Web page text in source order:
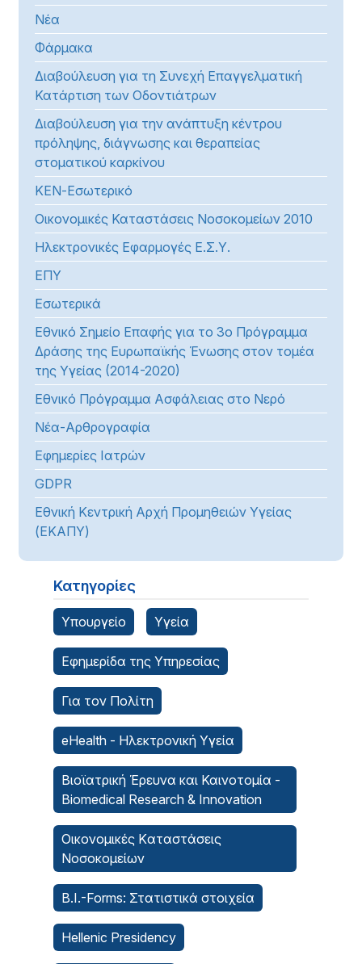
Νέα
Φάρμακα
Διαβούλευση για τη Συνεχή Επαγγελματική
Κατάρτιση των Οδοντιάτρων
Διαβούλευση για την ανάπτυξη κέντρου
πρόληψης, διάγνωσης και θεραπείας
στοματικού καρκίνου
ΚΕΝ-Εσωτερικό
Οικονομικές Καταστάσεις Νοσοκομείων 2010
Ηλεκτρονικές Εφαρμογές Ε.Σ.Υ.
ΕΠΥ
Εσωτερικά
Εθνικό Σημείο Επαφής για το 3ο Πρόγραμμα
Δράσης της Ευρωπαϊκής Ένωσης στον τομέα
της Υγείας (2014-2020)
Εθνικό Πρόγραμμα Ασφάλειας στο Νερό
Νέα-Αρθρογραφία
Εφημερίες Ιατρών
GDPR
Εθνική Κεντρική Αρχή Προμηθειών Υγείας
(ΕΚΑΠΥ)
Κατηγορίες
Υπουργείο Υγεία
Εφημερίδα της Υπηρεσίας
Για τον Πολίτη
eHealth - Ηλεκτρονική Υγεία
Βιοϊατρική Έρευνα και Καινοτομία -
Biomedical Research & Innovation
Οικονομικές Kαταστάσεις
Νοσοκομείων
B.I.-Forms: Στατιστικά στοιχεία
Hellenic Presidency